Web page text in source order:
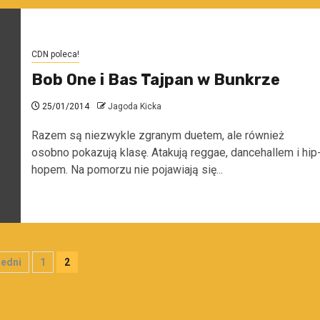
CDN poleca!
Bob One i Bas Tajpan w Bunkrze
25/01/2014 Jagoda Kicka
Razem są niezwykle zgranym duetem, ale również
osobno pokazują klasę. Atakują reggae, dancehallem i
hopem. Na pomorzu nie pojawiają się...
1 2